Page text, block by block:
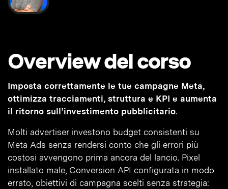
Overview del corso
Imposta correttamente le tue campagne Meta,
ottimizza tracciamenti, struttura e KPI e aumenta
il ritorno sull’investimento pubblicitario.
Molti advertiser investono budget consistenti su
Meta Ads senza rendersi conto che gli errori più
costosi avvengono prima ancora del lancio. Pixel
installato male, Conversion API configurata in modo
errato, obiettivi di campagna scelti senza strategia: